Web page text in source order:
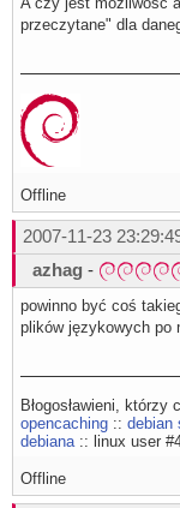
przeczytane" dla
Offline
2007-11-23
azhag -
powinno być coś
plików językowych po
Błogosławieni, którzy
opencaching :: debian
debiana:: linux user
Offline